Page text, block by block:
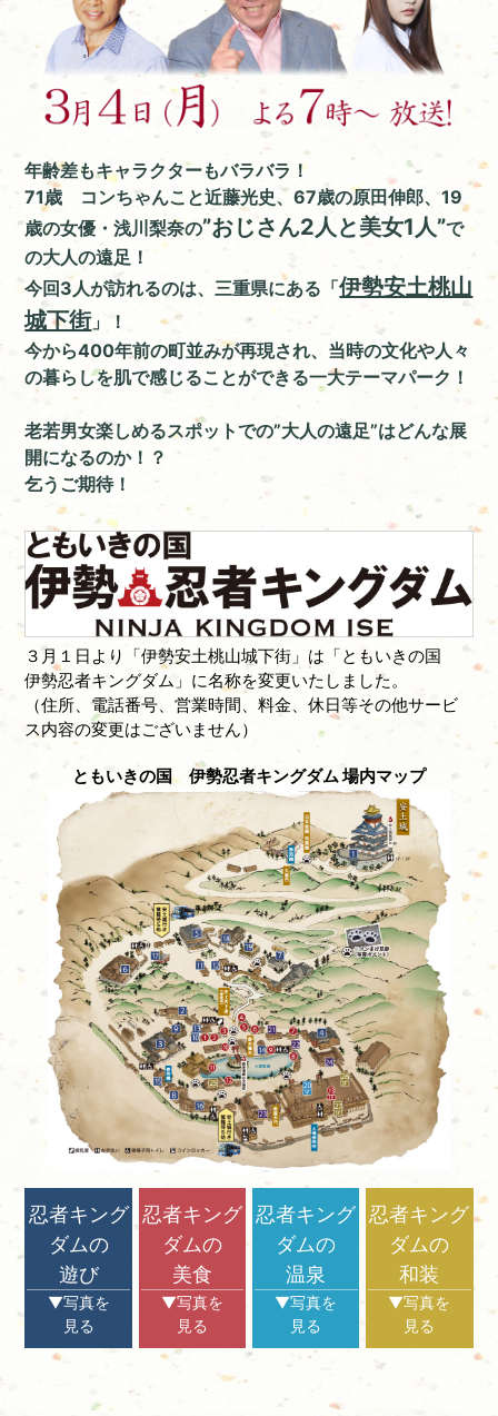
年齢差もキャラクターもバラバラ！
71歳 コンちゃんこと近藤光史、67歳の原田伸郎、19
歳の女優・浅川梨奈の”おじさん2人と美女1人”で
の大人の遠足！
今回3人が訪れるのは、三重県にある「伊勢安土桃山
城下街」！
今から400年前の町並みが再現され、 当時の文化や人々
の暮らしを肌で感じることができる一大テーマパーク！
老若男女楽しめるスポットでの”大人の遠足”はどんな展
開になるのか！？
乞うご期待！
３月１日より「伊勢安土桃山城下街」は「ともいきの国
伊勢忍者キングダム」に名称を変更いたしました。
（住所、電話番号、営業時間、料金、休日等その他サービ
ス内容の変更はございません）
ともいきの国 伊勢忍者キングダム 場内マップ
忍者キング
ダムの
遊び
▼写真を
見る
忍者キング
ダムの
美食
▼写真を
見る
忍者キング
ダムの
温泉
▼写真を
見る
忍者キング
ダムの
和装
▼写真を
見る